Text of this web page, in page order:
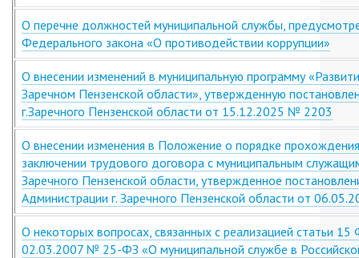
О перечне должностей муниципальной службы,
Федерального закона «О противодействии коррупции»
О внесении изменений в муниципальную программу
Заречном Пензенской области», утвержденную
г.Заречного Пензенской области от 15.12.2025 № 2203
О внесении изменения в Положение о порядке
заключении трудового договора с муниципальным
Заречного Пензенской области, утвержденное
Администрации г. Заречного Пензенской области от
О некоторых вопросах, связанных с реализацией статьи 15
02.03.2007 № 25-ФЗ «О муниципальной службе в